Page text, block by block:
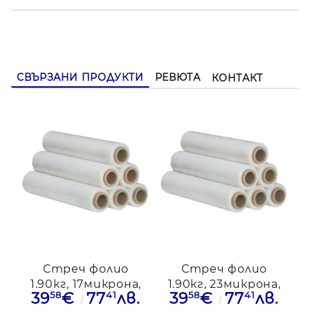
СВЪРЗАНИ ПРОДУКТИ РЕВЮТА КОНТАКТ
Стреч фолио
1.90кг, 17микрона,
6бр.
3958€ 7741лв.
Стреч фолио
1.90кг, 23микрона,
6бр.
3958€ 7741лв.